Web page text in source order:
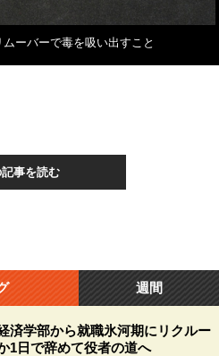
ーバーで毒を吸い出すこと
事を読む
週間
済学部から就職氷河期にリクルー
1日で辞めて役者の道へ